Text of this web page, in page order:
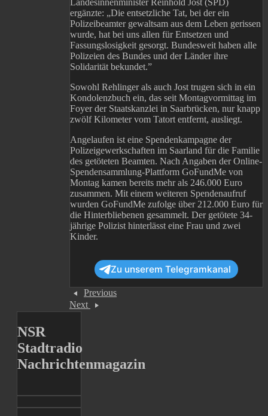
Landesinnenminister Reinhold Jost (SPD)
ergänzte: „Die entsetzliche Tat, bei der ein
Polizeibeamter gewaltsam aus dem Leben gerissen
wurde, hat bei uns allen für Entsetzen und
Fassungslosigkeit gesorgt. Bundesweit haben alle
Polizeien des Bundes und der Länder ihre
Solidarität bekundet.”
Sowohl Rehlinger als auch Jost trugen sich in ein
Kondolenzbuch ein, das seit Montagvormittag im
Foyer der Staatskanzlei in Saarbrücken, nur knapp
zwölf Kilometer vom Tatort entfernt, ausliegt.
Angelaufen ist eine Spendenkampagne der
Polizeigewerkschaften im Saarland für die Familie
des getöteten Beamten. Nach Angaben der Online-
Spendensammlung-Plattform GoFundMe von
Montag kamen bereits mehr als 246.000 Euro
zusammen. Mit einem weiteren Spendenaufruf
wurden GoFundMe zufolge über 212.000 Euro für
die Hinterbliebenen gesammelt. Der getötete 34-
jährige Polizist hinterlässt eine Frau und zwei
Kinder.
Zu unserem Telegramkanal
Previous
Next
NSR
Stadtradio
Nachrichtenmagazin